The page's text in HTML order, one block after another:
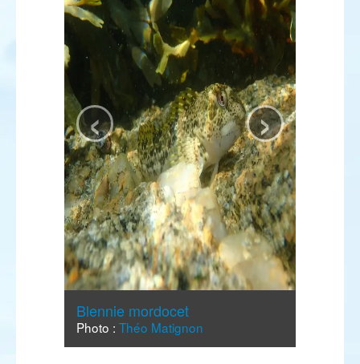
Blennie mordocet
Photo : Théo Matignon
‹ ›